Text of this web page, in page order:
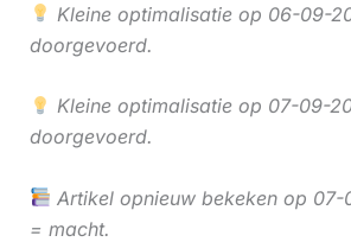
Kleine optimalisatie op 06-09-
doorgevoerd.
Kleine optimalisatie op 07-09-
doorgevoerd.
Artikel opnieuw bekeken op 07-
= macht.